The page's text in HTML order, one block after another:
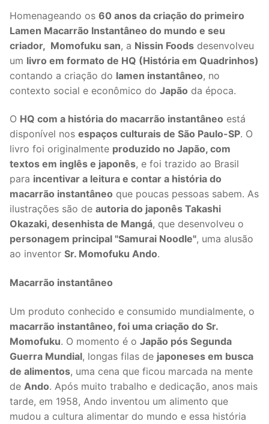
Homenageando os 60 anos da criação do primeiro
Lamen Macarrão Instantâneo do mundo e seu
criador, Momofuku san, a Nissin Foods desenvolveu
um livro em formato de HQ (História em Quadrinhos)
contando a criação do lamen instantâneo, no
contexto social e econômico do Japão da época.
O HQ com a história do macarrão instantâneo está
disponível nos espaços culturais de São Paulo-SP. O
livro foi originalmente produzido no Japão, com
textos em inglês e japonês, e foi trazido ao Brasil
para incentivar a leitura e contar a história do
macarrão instantâneo que poucas pessoas sabem. As
ilustrações são de autoria do japonês Takashi
Okazaki, desenhista de Mangá, que desenvolveu o
personagem principal "Samurai Noodle", uma alusão
ao inventor Sr. Momofuku Ando.
Macarrão instantâneo
Um produto conhecido e consumido mundialmente, o
macarrão instantâneo, foi uma criação do Sr.
Momofuku. O momento é o Japão pós Segunda
Guerra Mundial, longas filas de japoneses em busca
de alimentos, uma cena que ficou marcada na mente
de Ando. Após muito trabalho e dedicação, anos mais
tarde, em 1958, Ando inventou um alimento que
mudou a cultura alimentar do mundo e essa história